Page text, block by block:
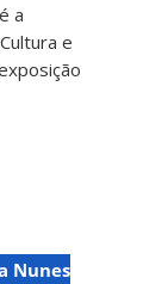
a
e
Nunes